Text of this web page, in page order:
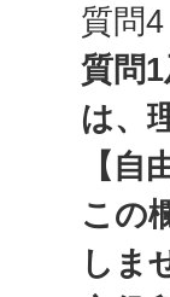
質問4
質問
は、
【自
この
しま